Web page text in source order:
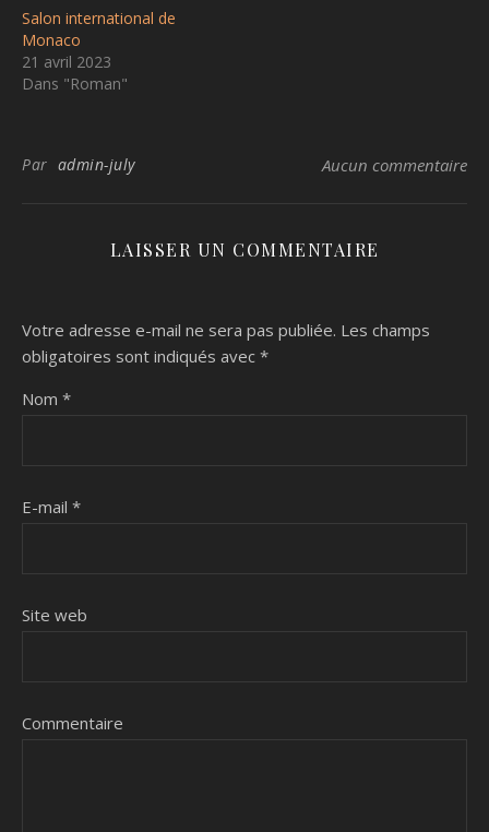
Salon international de
Monaco
21 avril 2023
Dans "Roman"
Par admin-july Aucun commentaire
LAISSER UN COMMENTAIRE
Votre adresse e-mail ne sera pas publiée. Les champs
obligatoires sont indiqués avec *
Nom *
E-mail *
Site web
Commentaire